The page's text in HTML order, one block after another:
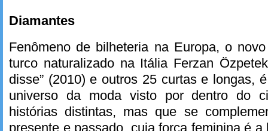
Diamantes
Fenômeno de bilheteria na Europa, o
turco naturalizado na Itália Ferzan
disse” (2010) e outros 25 curtas e longas,
universo da moda visto por dentro do
histórias distintas, mas que se
presente e passado, cuja força feminina é